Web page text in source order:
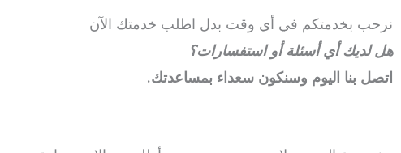
نرحب بخدمتكم في أي وقت بدل اطلب خدمتك الآن
هل لديك أي أسئلة أو استفسارات؟
اتصل بنا اليوم وسنكون سعداء بمساعدتك.